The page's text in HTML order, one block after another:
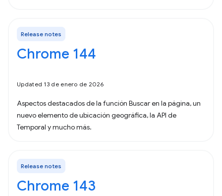
Release notes
Chrome 144
Updated 13 de enero de 2026
Aspectos destacados de la función Buscar en la página, un
nuevo elemento de ubicación geográfica, la API de
Temporal y mucho más.
Release notes
Chrome 143